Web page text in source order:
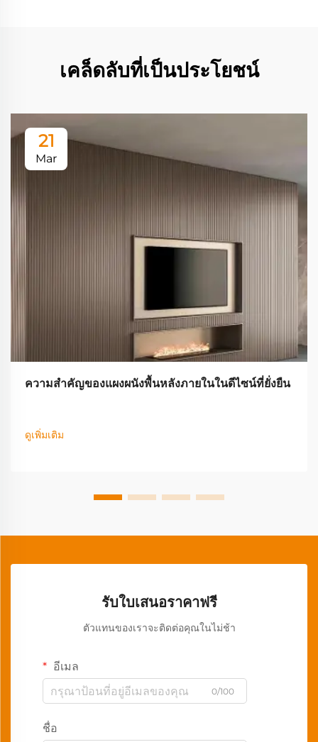
เคล็ดลับที่เป็นประโยชน์
21
Mar
ความสำคัญของแผงผนังพื้นหลังภายในในดีไซน์ที่ยั่งยืน
ดูเพิ่มเติม
รับใบเสนอราคาฟรี
ตัวแทนของเราจะติดต่อคุณในไม่ช้า
อีเมล
0/100
ชื่อ